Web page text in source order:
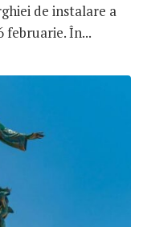
de instalare a
februarie. În...